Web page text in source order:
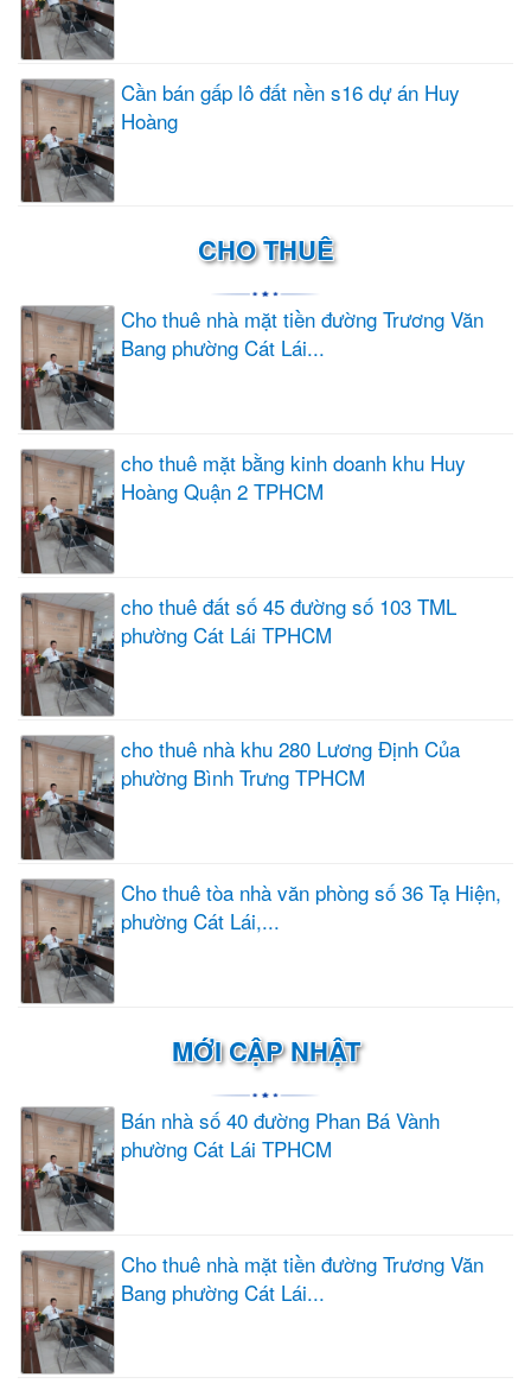
Cần bán gấp lô đất nền s16 dự án Huy
Hoàng
CHO THUÊ
Cho thuê nhà mặt tiền đường Trương Văn
Bang phường Cát Lái...
cho thuê mặt bằng kinh doanh khu Huy
Hoàng Quận 2 TPHCM
cho thuê đất số 45 đường số 103 TML
phường Cát Lái TPHCM
cho thuê nhà khu 280 Lương Định Của
phường Bình Trưng TPHCM
Cho thuê tòa nhà văn phòng số 36 Tạ Hiện,
phường Cát Lái,...
MỚI CẬP NHẬT
Bán nhà số 40 đường Phan Bá Vành
phường Cát Lái TPHCM
Cho thuê nhà mặt tiền đường Trương Văn
Bang phường Cát Lái...